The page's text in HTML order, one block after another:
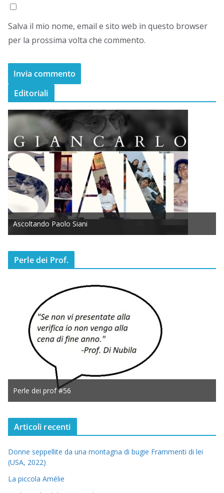
Salva il mio nome, email e sito web in questo browser
per la prossima volta che commento.
Editoriali
Ascoltando Paolo Siani
Perle dei Prof.
Perle dei prof #56
Articoli recenti
Donne seppellite da una montagna di bugie Frammenti di lei
(USA, 2022)
La piccola Amélie